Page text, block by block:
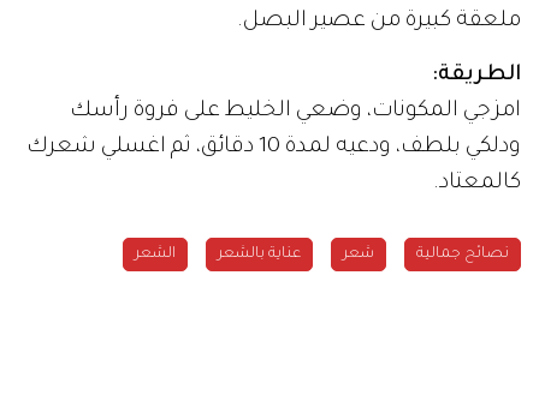
ملعقة كبيرة من عصير البصل.
الطريقة:
امزجي المكونات، وضعي الخليط على فروة رأسك
ودلكي بلطف، ودعيه لمدة 10 دقائق، ثم اغسلي شعرك
كالمعتاد.
نصائح جمالية شعر عناية بالشعر الشعر